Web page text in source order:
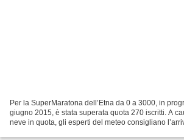
Per la SuperMaratona dell’Etna da 0 a 3000, in
giugno 2015, è stata superata quota 270 iscritti. A
neve in quota, gli esperti del meteo consigliano